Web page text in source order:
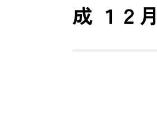
成 １２